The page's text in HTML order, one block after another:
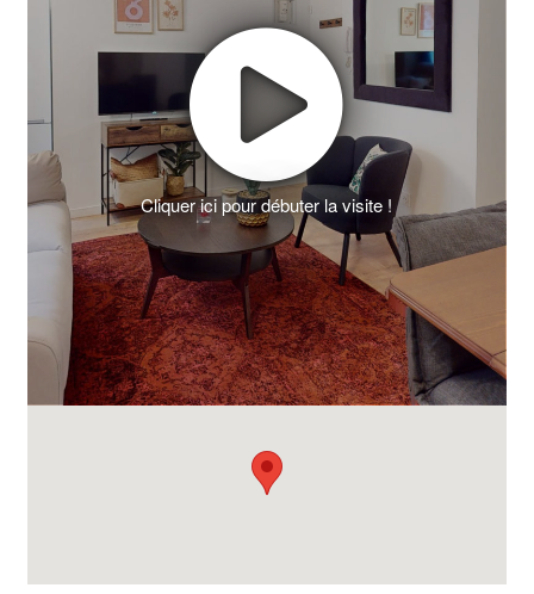
Cliquer ici pour débuter la visite !